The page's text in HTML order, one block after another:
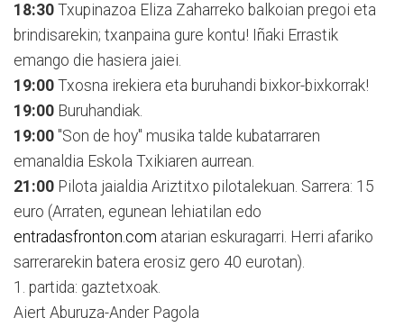
18:30 Txupinazoa Eliza Zaharreko balkoian pregoi eta
brindisarekin; txanpaina gure kontu! Iñaki Errastik
emango die hasiera jaiei.
19:00 Txosna irekiera eta buruhandi bixkor-bixkorrak!
19:00 Buruhandiak.
19:00 "Son de hoy" musika talde kubatarraren
emanaldia Eskola Txikiaren aurrean.
21:00 Pilota jaialdia Ariztitxo pilotalekuan. Sarrera: 15
euro (Arraten, egunean lehiatilan edo
entradasfronton.com atarian eskuragarri. Herri afariko
sarrerarekin batera erosiz gero 40 eurotan).
1. partida: gaztetxoak.
Aiert Aburuza-Ander Pagola